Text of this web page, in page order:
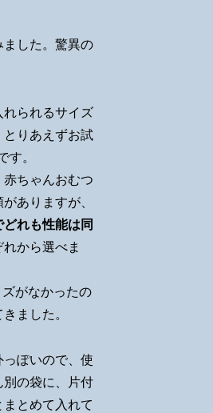
ました。驚異の
られるサイズ
とりあえずお試
す。
ちゃんおむつ
ありますが、
れも性能は同
から選べま
がなかったの
ました。
ぽいので、使
別の袋に、片付
とめて入れて